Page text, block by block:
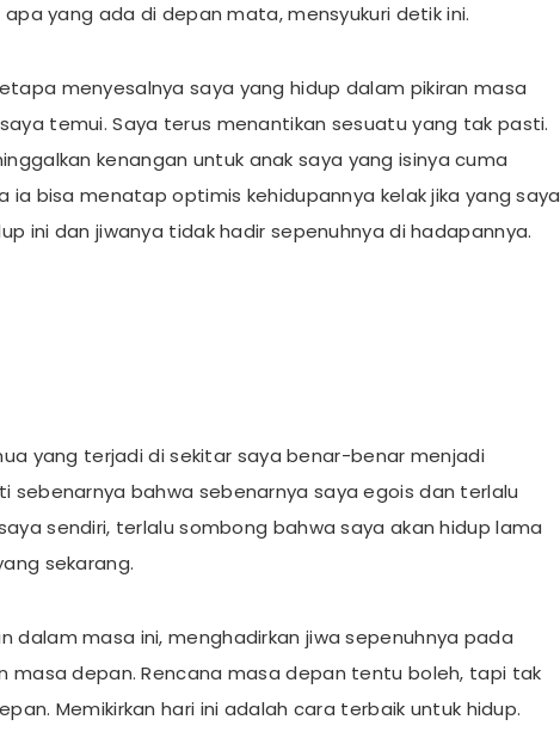
apa yang ada di depan mata, mensyukuri detik ini.
menyesalnya saya yang hidup dalam pikiran masa
temui. Saya terus menantikan sesuatu yang tak pasti.
kenangan untuk anak saya yang isinya cuma
ia bisa menatap optimis kehidupannya kelak jika yang saya
ini dan jiwanya tidak hadir sepenuhnya di hadapannya.
yang terjadi di sekitar saya benar-benar menjadi
sebenarnya bahwa sebenarnya saya egois dan terlalu
sendiri, terlalu sombong bahwa saya akan hidup lama
sekarang.
dalam masa ini, menghadirkan jiwa sepenuhnya pada
masa depan. Rencana masa depan tentu boleh, tapi tak
Memikirkan hari ini adalah cara terbaik untuk hidup.